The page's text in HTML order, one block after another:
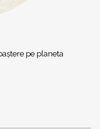
pe planeta